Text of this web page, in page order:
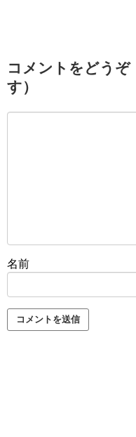
コメントをどうぞ
す）
名前